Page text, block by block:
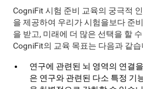
CogniFit 시험 준비 교육의 궁극적
을 제공하여 우리가 시험을보다 준
을 받고, 미래에 더 많은 선택을 할
CogniFit의 교육 목표는 다음과 같습
연구에 관련된 뇌 영역의 연결
은 연구와 관련된 다소 특정 기